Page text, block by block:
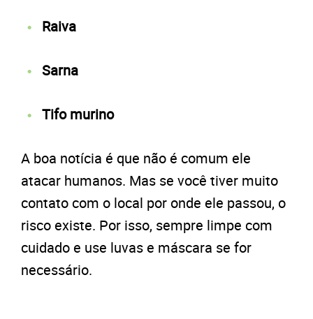
Raiva
Sarna
Tifo murino
A boa notícia é que não é comum ele
atacar humanos. Mas se você tiver muito
contato com o local por onde ele passou, o
risco existe. Por isso, sempre limpe com
cuidado e use luvas e máscara se for
necessário.